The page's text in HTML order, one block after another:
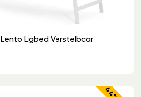
Ligbed Verstelbaar